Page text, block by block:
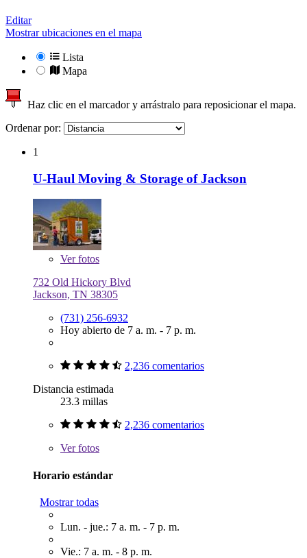
Editar
Mostrar ubicaciones en el mapa
Lista
Mapa
Haz clic en el marcador y arrástralo para reposicionar el mapa.
Ordenar por:
1
U-Haul Moving & Storage of Jackson
Verfotos
732 Old Hickory Blvd
Jackson, TN 38305
(731) 256-6932
Hoy abierto de 7 a. m. - 7 p. m.
2,236 comentarios
Distancia estimada
23.3 millas
2,236 comentarios
Verfotos
Horario estándar
Mostrar todas
Lun. - jue.: 7 a. m. - 7 p. m.
Vie.: 7 a. m. - 8 p. m.